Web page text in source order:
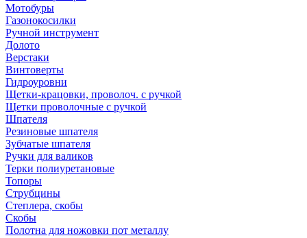
Мотобуры
Газонокосилки
Ручной инструмент
Долото
Верстаки
Винтоверты
Гидроуровни
Щетки-крацовки, проволоч. с ручкой
Щетки проволочные с ручкой
Шпателя
Резиновые шпателя
Зубчатые шпателя
Ручки для валиков
Терки полиуретановые
Топоры
Струбцины
Степлера, скобы
Скобы
Полотна для ножовки пот металлу